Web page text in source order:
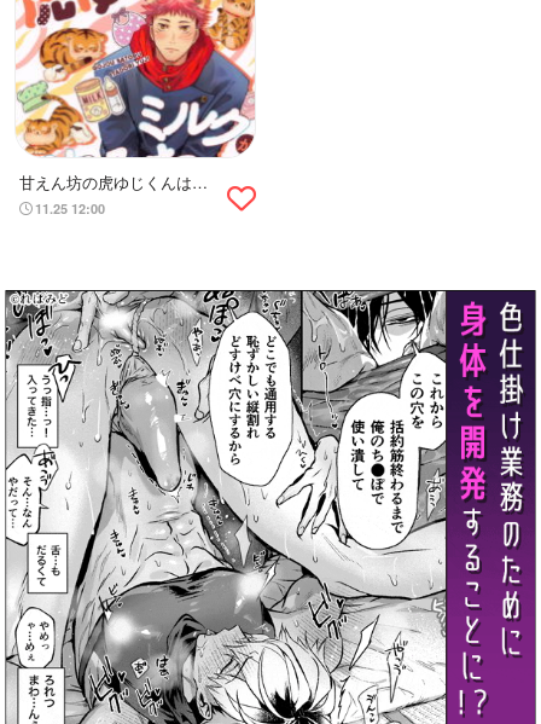
甘えん坊の虎ゆじくんはミ
ルクが飲みたい
11.25 12:00